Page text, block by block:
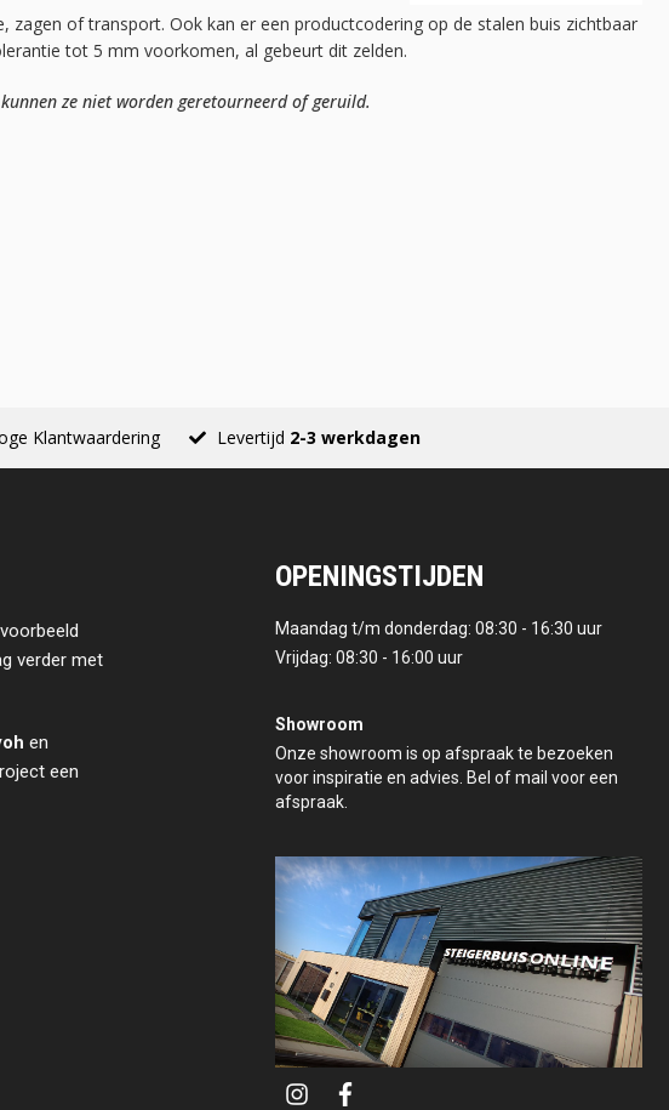
of transport. Ook kan er een productcodering op de stalen buis zichtbaar
tot 5 mm voorkomen, al gebeurt dit zelden.
ze niet worden geretourneerd of geruild.
Klantwaardering Levertijd 2-3 werkdagen
verder met
en
een
OPENINGSTIJDEN
Maandag t/m donderdag: 08:30 - 16:30 uur
Vrijdag: 08:30 - 16:00 uur
Showroom
Onze showroom is op afspraak te bezoeken
voor inspiratie en advies. Bel of mail voor een
afspraak.
i f